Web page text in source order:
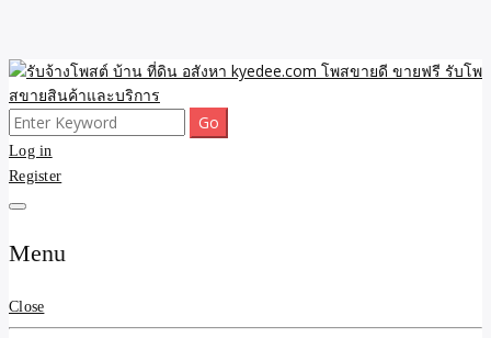
Skip
to
content
รับจ้างโพสต์ บ้าน ที่ดิน
อสังหา kyedee.com โพส
ขายดี ขายฟรี รับโพสขาย
สินค้าและบริการ
ขายดี โพสประกาศขายสินค้าฟรี บ้าน ที่ดิน อสังหา รับโพสต์ประกาศขาย
ของ รับรองผล ดีที่สุดถูกที่สุด ติดหน้าแรกกูเกืล
Search
for:
Log in
Register
Menu
Close